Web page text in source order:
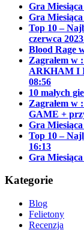
Gra
Gra
Top 10 –
czerwca
Blood Rage
Zagrałem
ARKHAM I
08:56
10 małych
Zagrałem
GAME +
Gra
Top 10 –
16:13
Gra
Kategorie
Blog
Felietony
Recenzja